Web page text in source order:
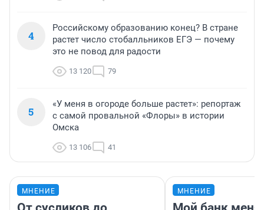
4
Российскому образованию конец? В стране
растет число стобалльников ЕГЭ — почему
это не повод для радости
13 120 79
5
«У меня в огороде больше растет»: репортаж
с самой провальной «Флоры» в истории
Омска
13 106 41
МНЕНИЕ МНЕНИЕ